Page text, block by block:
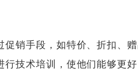
销手段，如特价、折扣、
行技术培训，使他们能够更